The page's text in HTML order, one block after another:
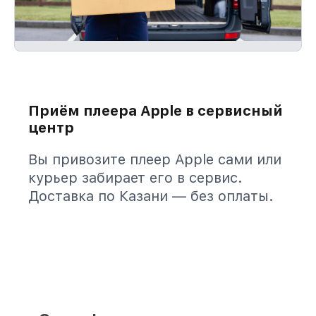
Приём плеера Apple в сервисный
центр
Вы привозите плеер Apple сами или
курьер забирает его в сервис.
Доставка по Казани — без оплаты.